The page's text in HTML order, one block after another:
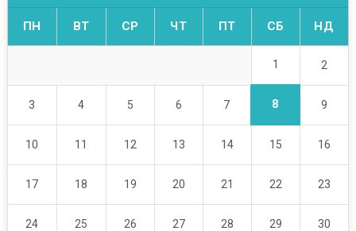
ПН ВТ СР ЧТ ПТ СБ НД
1 2
3 4 5 6 7 8 9
10 11 12 13 14 15 16
17 18 19 20 21 22 23
24 25 26 27 28 29 30